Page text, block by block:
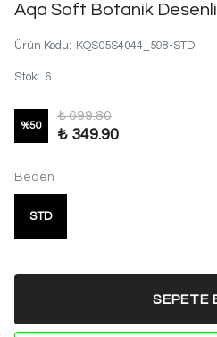
Aqa Soft Botanik Desenli
Ürün Kodu: KQS05S4044_598-STD
Stok: 6
%50
₺ 699.80
₺ 349.90
Beden
STD
SEPETE